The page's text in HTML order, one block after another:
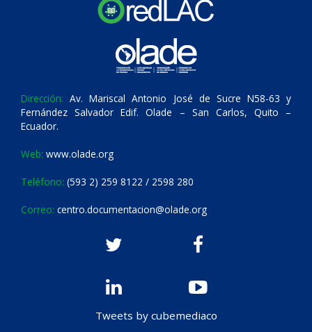
Dirección: Av. Mariscal Antonio José de Sucre N58-63 y
Fernández Salvador Edif. Olade – San Carlos, Quito –
Ecuador.
Web: www.olade.org
Teléfono: (593 2) 259 8122 / 2598 280
Correo: centro.documentacion@olade.org
Tweets by cubemediaco